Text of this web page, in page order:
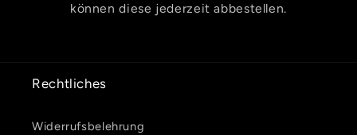
können diese jederzeit abbestellen.
Rechtliches
Widerrufsbelehrung